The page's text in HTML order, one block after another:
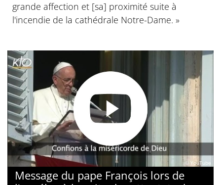
grande affection et [sa] proximité suite à
l'incendie de la cathédrale Notre-Dame. »
© YouTube
Message du pape François lors de